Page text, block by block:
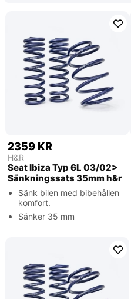
2359 KR
H&R
Seat Ibiza Typ 6L 03/02>
Sänkningssats 35mm h&r
Sänk bilen med bibehållen
komfort.
Sänker 35 mm